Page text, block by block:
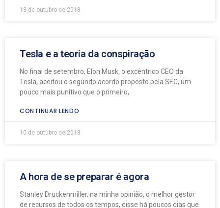
13 de outubro de 2018
Tesla e a teoria da conspiração
No final de setembro, Elon Musk, o excêntrico CEO da
Tesla, aceitou o segundo acordo proposto pela SEC, um
pouco mais punitivo que o primeiro,
CONTINUAR LENDO
10 de outubro de 2018
A hora de se preparar é agora
Stanley Druckenmiller, na minha opinião, o melhor gestor
de recursos de todos os tempos, disse há poucos dias que